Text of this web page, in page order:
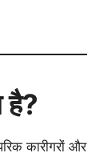
कारीगरों और